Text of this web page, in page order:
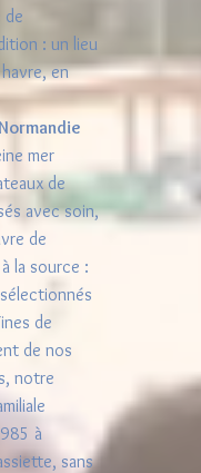
de
: un lieu
en
mer
de
avec soin,
de
la source :
de
de nos
notre
à
sans